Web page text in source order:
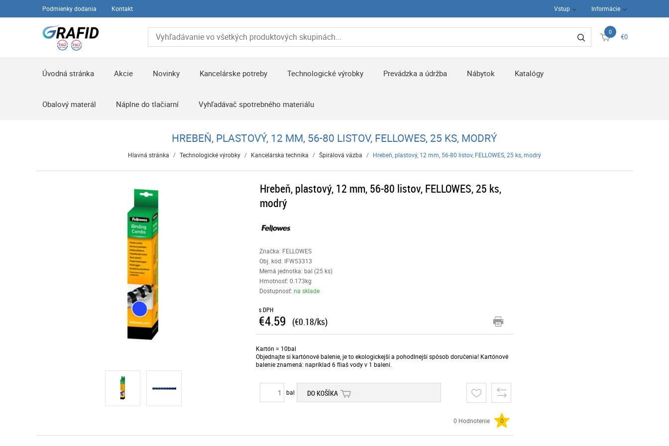
Podmienky dodania Kontakt Vstup Informácie
0
€0
Úvodná stránka Akcie Novinky Kancelárske potreby Technologické výrobky Prevádzka a údržba Nábytok Katalógy
Obalový materál Náplne do tlačiarní Vyhľadávač spotrebného materiálu
HREBEŇ, PLASTOVÝ, 12 MM, 56-80 LISTOV, FELLOWES, 25 KS, MODRÝ
Hlavná stránka / Technologické výrobky / Kancelárska technika / Špirálová väzba / Hrebeň, plastový, 12 mm, 56-80 listov, FELLOWES, 25 ks, modrý
Hrebeň, plastový, 12 mm, 56-80 listov, FELLOWES, 25 ks,
modrý
Značka: FELLOWES
Obj. kód: IFW53313
Merná jednotka: bal (25 ks)
Hmotnosť: 0.173kg
Dostupnosť: na sklade
s DPH
€4.59 (€0.18/ks)
Kartón = 10bal
Objednajte si kartónové balenie, je to ekologickejší a pohodlnejší spôsob doručenia! Kartónové
balenie znamená: napríklad 6 fliaš vody v 1 balení.
bal DO KOŠÍKA
0 Hodnotenie 0